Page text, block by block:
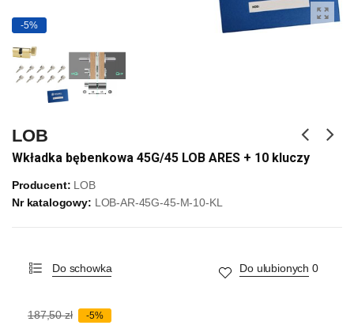
-5%
LOB
Wkładka bębenkowa 45G/45 LOB ARES + 10 kluczy
Producent: LOB
Nr katalogowy: LOB-AR-45G-45-M-10-KL
Do schowka Do ulubionych 0
187,50 zł -5%